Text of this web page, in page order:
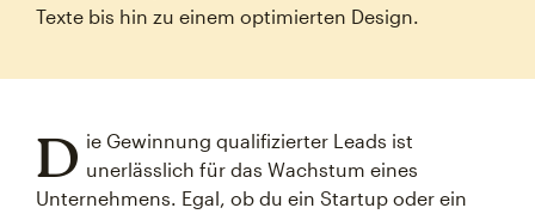
Texte bis hin zu einem optimierten Design.
D ie Gewinnung qualifizierter Leads ist
unerlässlich für das Wachstum eines
Unternehmens. Egal, ob du ein Startup oder ein